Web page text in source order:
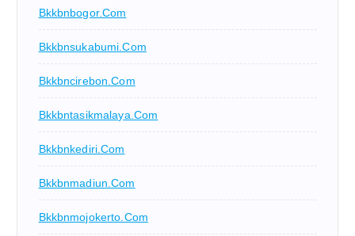
Bkkbnbogor.com
Bkkbnsukabumi.com
Bkkbncirebon.com
Bkkbntasikmalaya.com
Bkkbnkediri.com
Bkkbnmadiun.com
Bkkbnmojokerto.com